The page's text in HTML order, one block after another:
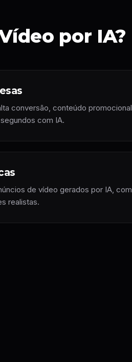
por IA?
conversão, conteúdo promocional
com IA.
de vídeo gerados por IA, com
realistas.